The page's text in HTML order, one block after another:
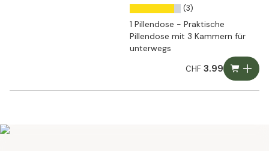
(3)
1 Pillendose - Praktische
Pillendose mit 3 Kammern für
unterwegs
CHF3.99